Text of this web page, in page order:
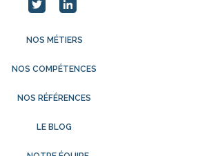
NOS MÉTIERS
NOS COMPÉTENCES
NOS RÉFÉRENCES
LE BLOG